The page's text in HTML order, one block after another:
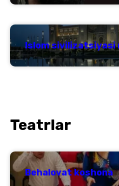
Islom sivilizatsiyasi
Teatrlar
Behalovat koshona